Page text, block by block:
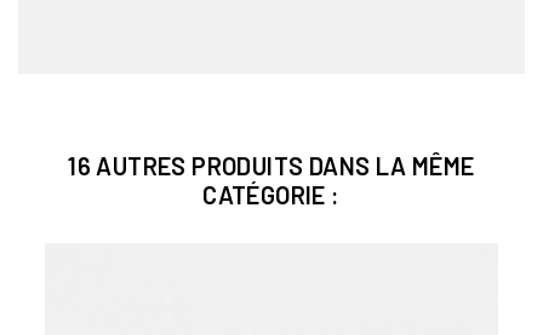
16 AUTRES PRODUITS DANS LA MÊME
CATÉGORIE :